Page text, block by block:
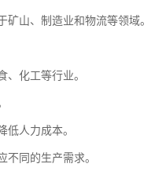
山、制造业和物流等领域。
化工等行业。
人力成本。
同的生产需求。